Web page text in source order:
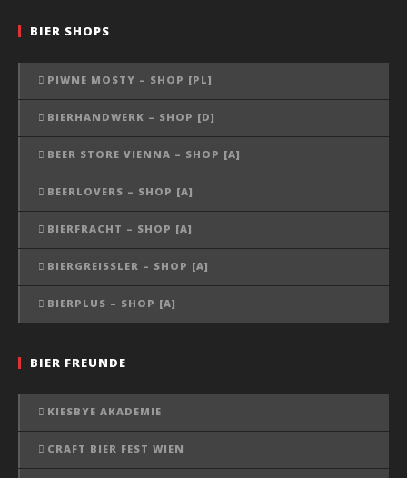
BIER SHOPS
PIWNE MOSTY – SHOP [PL]
BIERHANDWERK – SHOP [D]
BEER STORE VIENNA – SHOP [A]
BEERLOVERS – SHOP [A]
BIERFRACHT – SHOP [A]
BIERGREISSLER – SHOP [A]
BIERPLUS – SHOP [A]
BIER FREUNDE
KIESBYE AKADEMIE
CRAFT BIER FEST WIEN